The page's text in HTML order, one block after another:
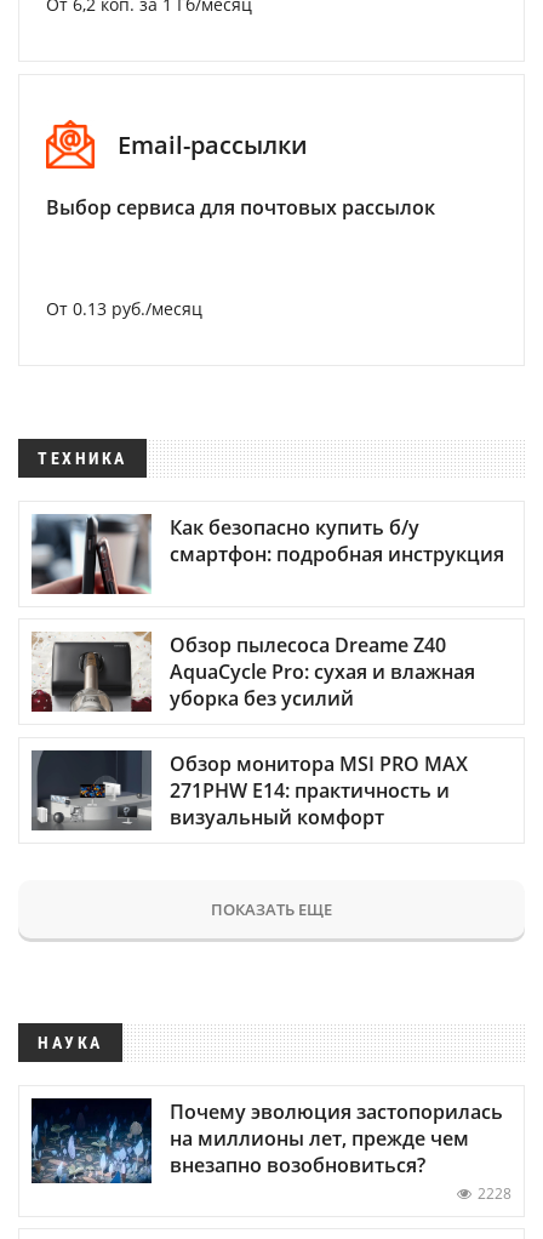
Email-рассылки
Выбор сервиса для почтовых рассылок
От 0.13 руб./месяц
ТЕХНИКА
Как безопасно купить б/у
смартфон: подробная инструкция
Обзор пылесоса Dreame Z40
AquaCycle Pro: сухая и влажная
уборка без усилий
Обзор монитора MSI PRO MAX
271PHW E14: практичность и
визуальный комфорт
ПОКАЗАТЬ ЕЩЕ
НАУКА
Почему эволюция застопорилась
на миллионы лет, прежде чем
внезапно возобновиться?
2228